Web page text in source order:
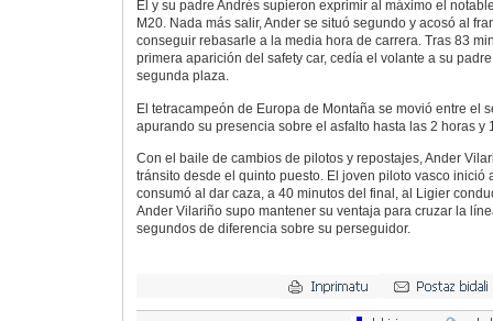
Él y su padre Andrés supieron exprimir al máximo el
M20. Nada más salir, Ander se situó segundo y acosó al
conseguir rebasarle a la media hora de carrera. Tras 83
primera aparición del safety car, cedía el volante a su
segunda plaza.
El tetracampeón de Europa de Montaña se movió entre el
apurando su presencia sobre el asfalto hasta las 2 horas y
Con el baile de cambios de pilotos y repostajes, Ander
tránsito desde el quinto puesto. El joven piloto vasco inició
consumó al dar caza, a 40 minutos del final, al Ligier
Ander Vilariño supo mantener su ventaja para cruzar la
segundos de diferencia sobre su perseguidor.